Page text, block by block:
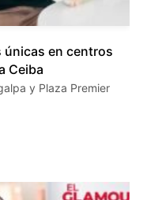
únicas en centros
Ceiba
y Plaza Premier